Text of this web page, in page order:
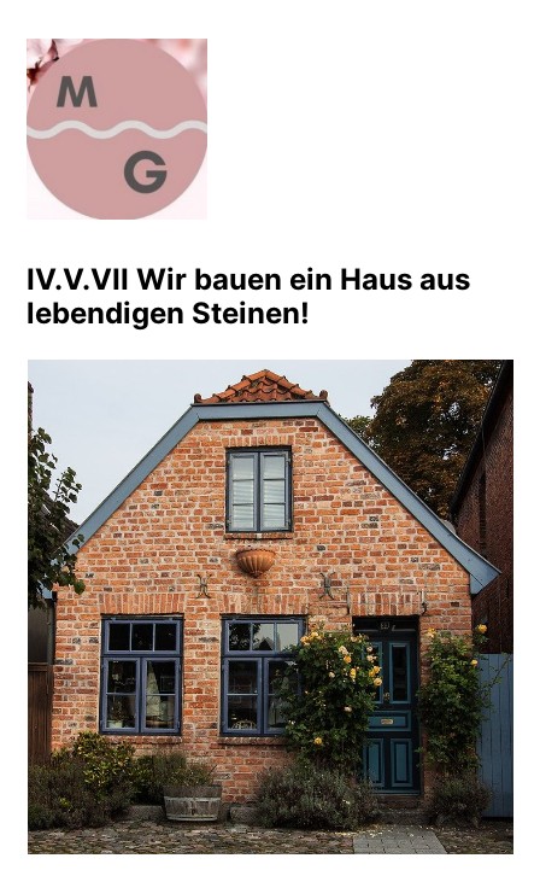
Zum
Inhalt
springen
Meditation Bauer Busche
Leben einfach? Einfach leben!
IV.V.VII Wir bauen ein Haus aus
lebendigen Steinen!